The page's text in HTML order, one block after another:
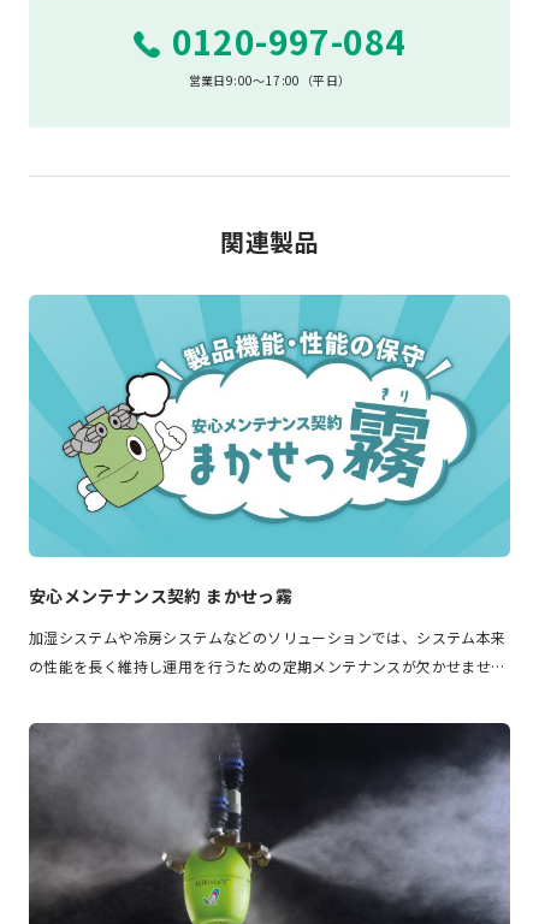
0120-997-084
営業日9:00～17:00（平日）
関連製品
安心メンテナンス契約 まかせっ霧
加湿システムや冷房システムなどのソリューションでは、システム本来
の性能を長く維持し運用を行うための定期メンテナンスが欠かせませ…